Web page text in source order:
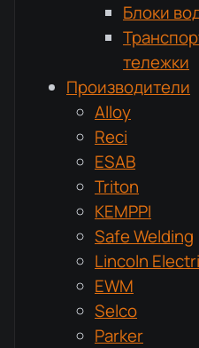
Блоки
тележки
Производители
Alloy
Reci
ESAB
Triton
KEMPPI
Safe Welding
Lincoln
EWM
Selco
Parker